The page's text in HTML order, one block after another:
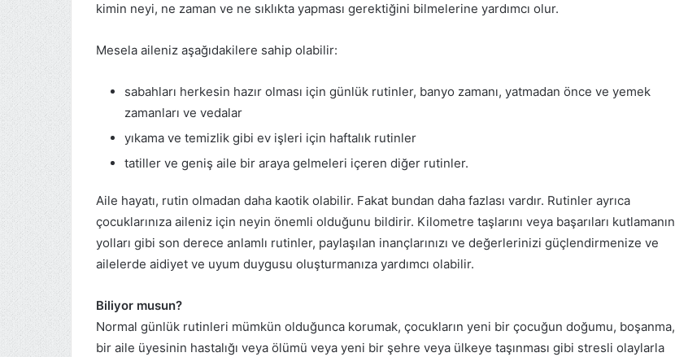
kimin neyi, ne zaman ve ne sıklıkta yapması gerektiğini bilmelerine yardımcı olur.
Mesela aileniz aşağıdakilere sahip olabilir:
sabahları herkesin hazır olması için günlük rutinler, banyo zamanı, yatmadan önce ve yemek
zamanları ve vedalar
yıkama ve temizlik gibi ev işleri için haftalık rutinler
tatiller ve geniş aile bir araya gelmeleri içeren diğer rutinler.
Aile hayatı, rutin olmadan daha kaotik olabilir. Fakat bundan daha fazlası vardır. Rutinler ayrıca
çocuklarınıza aileniz için neyin önemli olduğunu bildirir. Kilometre taşlarını veya başarıları kutlamanın
yolları gibi son derece anlamlı rutinler, paylaşılan inançlarınızı ve değerlerinizi güçlendirmenize ve
ailelerde aidiyet ve uyum duygusu oluşturmanıza yardımcı olabilir.
Biliyor musun?
Normal günlük rutinleri mümkün olduğunca korumak, çocukların yeni bir çocuğun doğumu, boşanma,
bir aile üyesinin hastalığı veya ölümü veya yeni bir şehre veya ülkeye taşınması gibi stresli olaylarla